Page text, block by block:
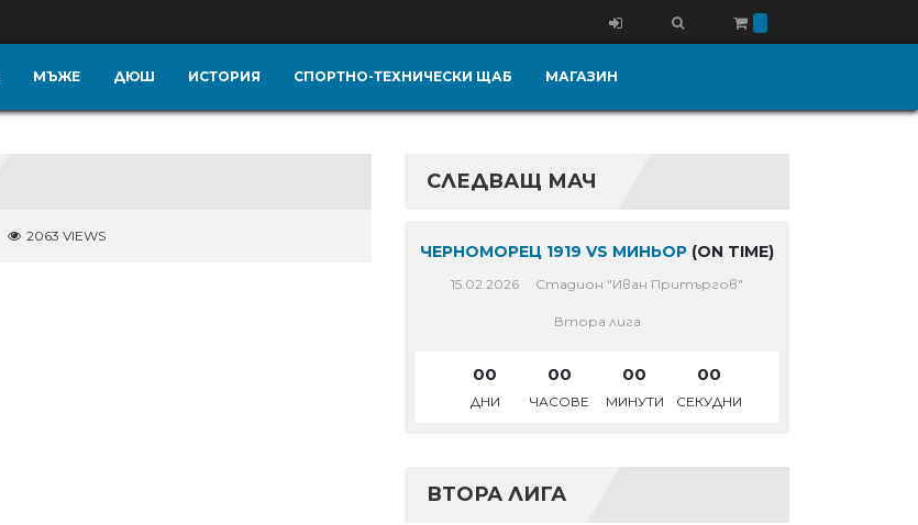
МЪЖЕ ДЮШ ИСТОРИЯ СПОРТНО-ТЕХНИЧЕСКИ ЩАБ МАГАЗИН
2063 VIEWS
СЛЕДВАЩ МАЧ
ЧЕРНОМОРЕЦ 1919 VS МИНЬОР (ON TIME)
15.02.2026 Стадион "Иван Притъргов"
Втора лига
00
ДНИ
00
ЧАСОВЕ
00
МИНУТИ
00
СЕКУДНИ
ВТОРА ЛИГА